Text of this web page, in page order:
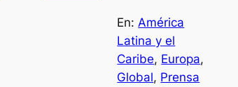
En: América
Latina y el
Caribe, Europa
Global, Prensa